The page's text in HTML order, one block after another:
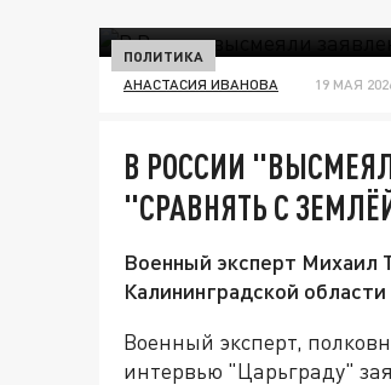
ПОЛИТИКА
АНАСТАСИЯ ИВАНОВА 19 МАЯ
В РОССИИ
"СРАВНЯТЬ С
Военный эксперт Михаил
Калининградской
Военный эксперт,
интервью "Царьграду"